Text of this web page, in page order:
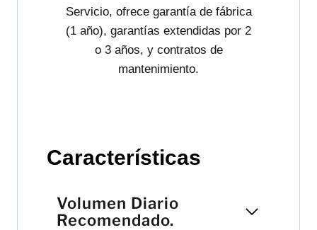
Servicio, ofrece garantía de fábrica
(1 año), garantías extendidas por 2
o 3 años, y contratos de
mantenimiento.
Características
Volumen Diario
Recomendado.